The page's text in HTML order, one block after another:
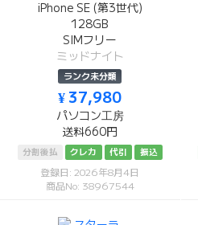
iPhone SE (第3世代)
128GB
SIMフリー
ミッドナイト
ランク未分類
¥ 37,980
パソコン工房
送料660円
分割後払 クレカ 代引 振込
登録日: 2026年8月4日
商品No: 38967544